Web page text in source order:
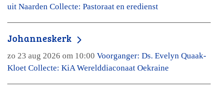
uit Naarden Collecte: Pastoraat en eredienst
Johanneskerk
zo 23 aug 2026 om 10:00 Voorganger: Ds. Evelyn Quaak-
Kloet Collecte: KiA Werelddiaconaat Oekraine